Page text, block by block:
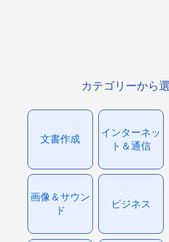
カテゴリーから
文書作成
インターネッ
ト＆通信
画像＆サウン
ド
ビジネス